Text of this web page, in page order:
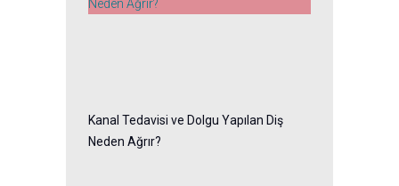
Kanal Tedavisi ve Dolgu Yapılan Diş
Neden Ağrır?